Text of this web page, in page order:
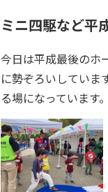
ミニ四駆など平
今日は平成最後のホ
に勢ぞろいしていま
る場になっています。